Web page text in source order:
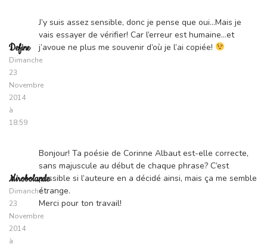
Define
Dimanche
23
Novembre
2014
à
18:59
J’y suis assez sensible, donc je pense que oui…Mais je
vais essayer de vérifier! Car l’erreur est humaine…et
j’avoue ne plus me souvenir d’où je l’ai copiée!
Mirobolande
Dimanche
23
Novembre
2014
à
Bonjour! Ta poésie de Corinne Albaut est-elle correcte,
sans majuscule au début de chaque phrase? C’est
possible si l’auteure en a décidé ainsi, mais ça me semble
étrange.
Merci pour ton travail!